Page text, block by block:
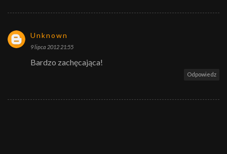
Unknown
9 lipca 2012 21:55
Bardzo zachęcająca!
Odpowiedz